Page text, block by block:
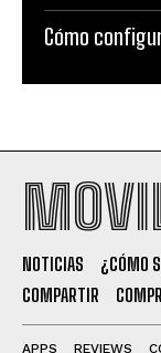
Cómo
NOTICIAS ¿CÓMO
COMPARTIR
APPS REVIEWS